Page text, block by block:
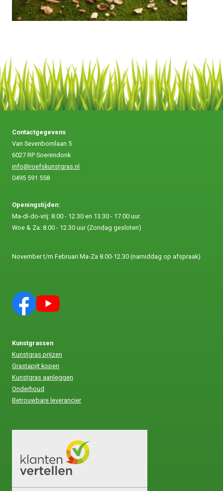
Contactgegevens
Van Sevenbornlaan 5
6027 RP Soerendonk
info@roefskunstgras.nl
0495 591 558
Openingstijden:
Ma-di-do-vrij: 8.00 - 12.30 en 13.30 - 17.00 uur.
Woe & Za: 8.00 - 12.30 uur (Zondag gesloten)
November t/m Februari Ma-Za 8.00-12.30 (namiddag op afspraak)
Kunstgrassen
Kunstgras prijzen
Grastapijt kopen
Kunstgras aanleggen
Onderhoud
Betrouwbare leverancier